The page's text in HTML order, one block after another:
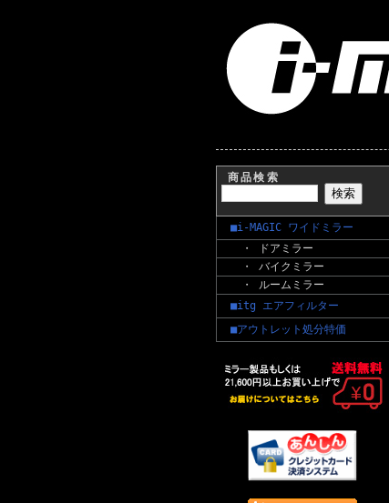
商品検索
■i-MAGIC ワイドミラー
・ ドアミラー
・ バイクミラー
・ ルームミラー
■itg エアフィルター
■アウトレット処分特価